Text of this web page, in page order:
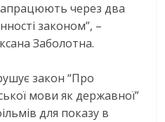
через два
законом”, –
Заболотна.
закон “Про
мови як державної”
для показу в